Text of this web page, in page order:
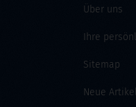
Über uns
Ihre
Sitemap
Neue Artikel